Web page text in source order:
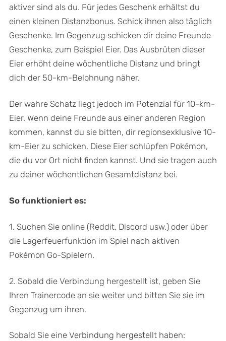
aktiver sind als du. Für jedes Geschenk erhältst du
einen kleinen Distanzbonus. Schick ihnen also täglich
Geschenke. Im Gegenzug schicken dir deine Freunde
Geschenke, zum Beispiel Eier. Das Ausbrüten dieser
Eier erhöht deine wöchentliche Distanz und bringt
dich der 50-km-Belohnung näher.
Der wahre Schatz liegt jedoch im Potenzial für 10-km-
Eier. Wenn deine Freunde aus einer anderen Region
kommen, kannst du sie bitten, dir regionsexklusive 10-
km-Eier zu schicken. Diese Eier schlüpfen Pokémon,
die du vor Ort nicht finden kannst. Und sie tragen auch
zu deiner wöchentlichen Gesamtdistanz bei.
So funktioniert es:
1. Suchen Sie online (Reddit, Discord usw.) oder über
die Lagerfeuerfunktion im Spiel nach aktiven
Pokémon Go-Spielern.
2. Sobald die Verbindung hergestellt ist, geben Sie
Ihren Trainercode an sie weiter und bitten Sie sie im
Gegenzug um ihren.
Sobald Sie eine Verbindung hergestellt haben: